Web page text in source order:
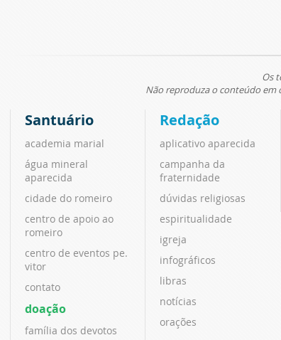
Os
Não reproduza o conteúdo em
Santuário
academia marial
água mineral
aparecida
cidade do romeiro
centro de apoio ao
romeiro
centro de eventos pe.
vitor
contato
doação
família dos devotos
Redação
aplicativo aparecida
campanha da
fraternidade
dúvidas religiosas
espiritualidade
igreja
infográficos
libras
notícias
orações